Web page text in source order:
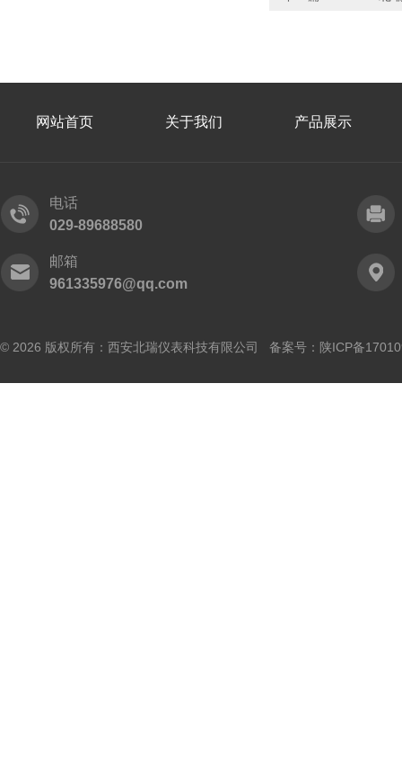
网站首页 关于我们 产品展示
电话
029-89688580
邮箱
961335976@qq.com
© 2026 版权所有：西安北瑞仪表科技有限公司 备案号： 陕ICP备